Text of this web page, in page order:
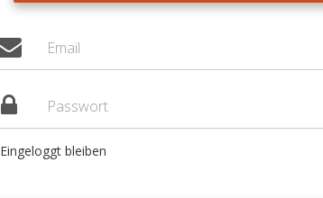
Eingeloggt bleiben